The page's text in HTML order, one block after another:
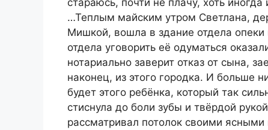
…Теплым майским утром Светлана,
Мишкой, вошла в здание отдела опеки
отдела уговорить её одуматься
нотариально заверит отказ от сына,
наконец, из этого городка. И больше
будет этого ребёнка, который так
стиснула до боли зубы и твёрдой
рассматривал потолок своими